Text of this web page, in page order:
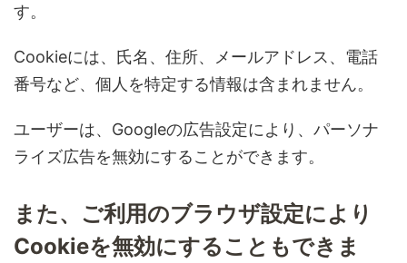
す。
Cookieには、氏名、住所、メールアドレス、電話
番号など、個人を特定する情報は含まれません。
ユーザーは、Googleの広告設定により、パーソナ
ライズ広告を無効にすることができます。
また、ご利用のブラウザ設定により
Cookieを無効にすることもできま